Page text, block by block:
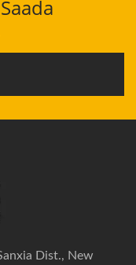
Dist., New